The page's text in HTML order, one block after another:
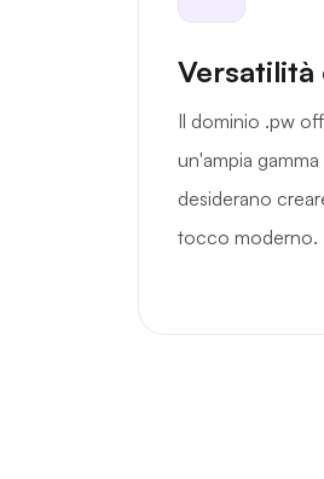
Versatilità
Il dominio .pw
un'ampia
desiderano
tocco moderno.